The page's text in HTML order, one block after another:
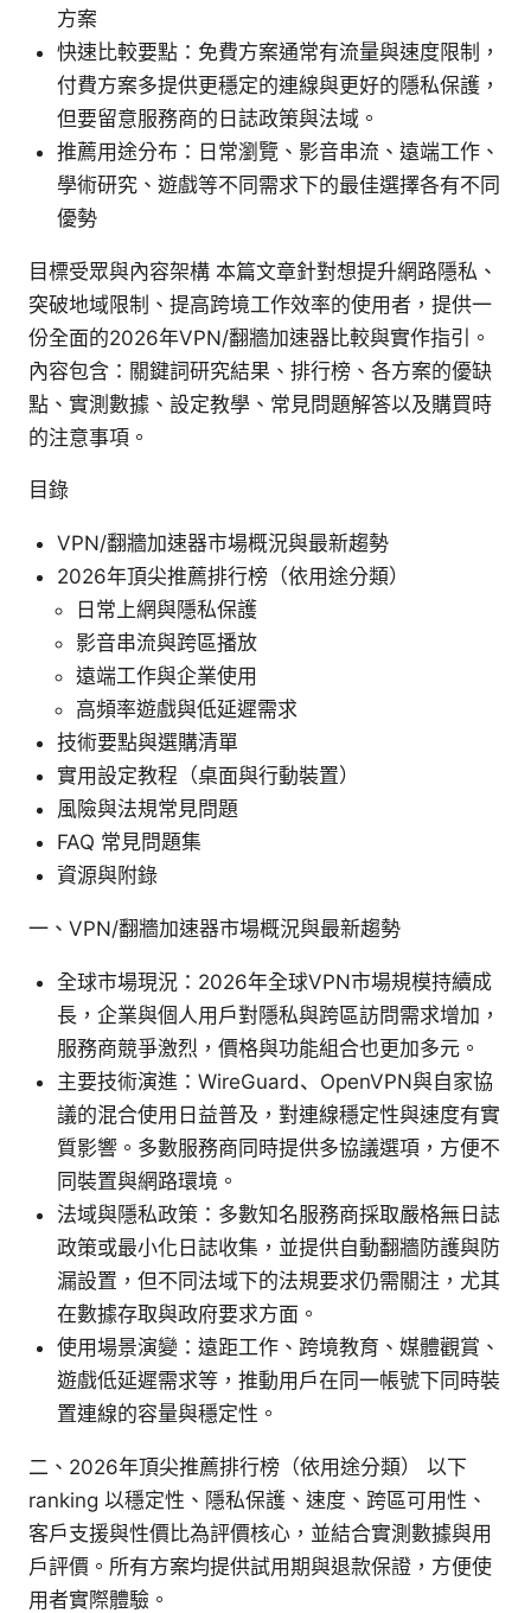
方案
快速比較要點：免費方案通常有流量與速度限制，
付費方案多提供更穩定的連線與更好的隱私保護，
但要留意服務商的日誌政策與法域。
推薦用途分布：日常瀏覽、影音串流、遠端工作、
學術研究、遊戲等不同需求下的最佳選擇各有不同
優勢
目標受眾與內容架構 本篇文章針對想提升網路隱私、
突破地域限制、提高跨境工作效率的使用者，提供一
份全面的2026年VPN/翻牆加速器比較與實作指引。
內容包含：關鍵詞研究結果、排行榜、各方案的優缺
點、實測數據、設定教學、常見問題解答以及購買時
的注意事項。
目錄
VPN/翻牆加速器市場概況與最新趨勢
2026年頂尖推薦排行榜（依用途分類）
日常上網與隱私保護
影音串流與跨區播放
遠端工作與企業使用
高頻率遊戲與低延遲需求
技術要點與選購清單
實用設定教程（桌面與行動裝置）
風險與法規常見問題
FAQ 常見問題集
資源與附錄
一、VPN/翻牆加速器市場概況與最新趨勢
全球市場現況：2026年全球VPN市場規模持續成
長，企業與個人用戶對隱私與跨區訪問需求增加，
服務商競爭激烈，價格與功能組合也更加多元。
主要技術演進：WireGuard、OpenVPN與自家協
議的混合使用日益普及，對連線穩定性與速度有實
質影響。多數服務商同時提供多協議選項，方便不
同裝置與網路環境。
法域與隱私政策：多數知名服務商採取嚴格無日誌
政策或最小化日誌收集，並提供自動翻牆防護與防
漏設置，但不同法域下的法規要求仍需關注，尤其
在數據存取與政府要求方面。
使用場景演變：遠距工作、跨境教育、媒體觀賞、
遊戲低延遲需求等，推動用戶在同一帳號下同時裝
置連線的容量與穩定性。
二、2026年頂尖推薦排行榜（依用途分類） 以下
ranking 以穩定性、隱私保護、速度、跨區可用性、
客戶支援與性價比為評價核心，並結合實測數據與用
戶評價。所有方案均提供試用期與退款保證，方便使
用者實際體驗。